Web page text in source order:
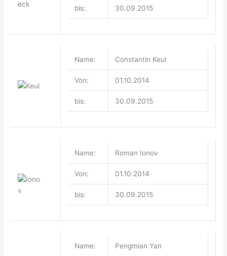
bis: 30.09.2015
Name: Constantin Keul
Von: 01.10.2014
bis: 30.09.2015
Name: Roman Ionov
Von: 01.10.2014
bis: 30.09.2015
Name: Pengmian Yan